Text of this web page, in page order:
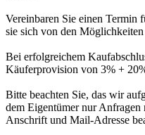
Vereinbaren Sie einen Termin
sie sich von den
Bei erfolgreichem
Käuferprovision von 3% +
Bitte beachten Sie, das wir
dem Eigentümer nur
Anschrift und Mail-Adresse